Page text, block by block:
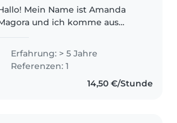
Mein Name ist Amanda
und ich komme aus
Seeberg. Beruflich habe ich 5
Jahre Erfahrung in der
Kinderbetreuung aus meinem
Heimatland und bereits..
Erfahrung: > 5 Jahre
Referenzen: 1
14,50 €/Stunde